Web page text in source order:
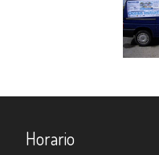
Horario